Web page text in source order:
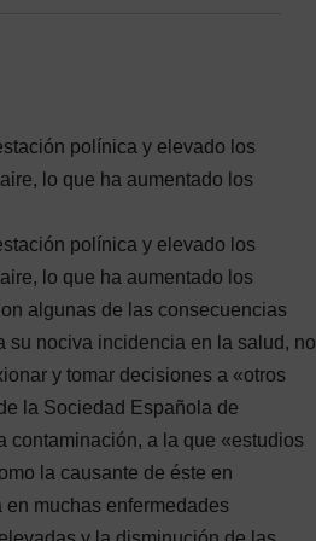
polínica y elevado los
lo que ha aumentado los
polínica y elevado los
lo que ha aumentado los
algunas de las consecuencias
su nociva incidencia en la salud, no
y tomar decisiones a «otros
la Sociedad Española de
contaminación, a la que «estudios
la causante de éste en
muchas enfermedades